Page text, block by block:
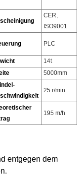
CER,
ISO9001
PLC
14t
5000mm
25 r/min
195 m/h
entgegen dem